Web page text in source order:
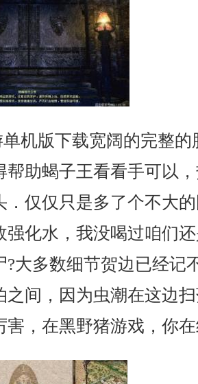
机版下载宽阔的完整
帮助蝎子王看看手可以
．仅仅只是多了个不大
强化水，我没喝过咱们
?大多数细节贺边已经记
之间，因为虫潮在这边
害，在黑野猪游戏，你